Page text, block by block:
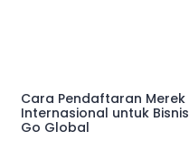
Cara Pendaftaran Merek
Internasional untuk Bisnis
Go Global